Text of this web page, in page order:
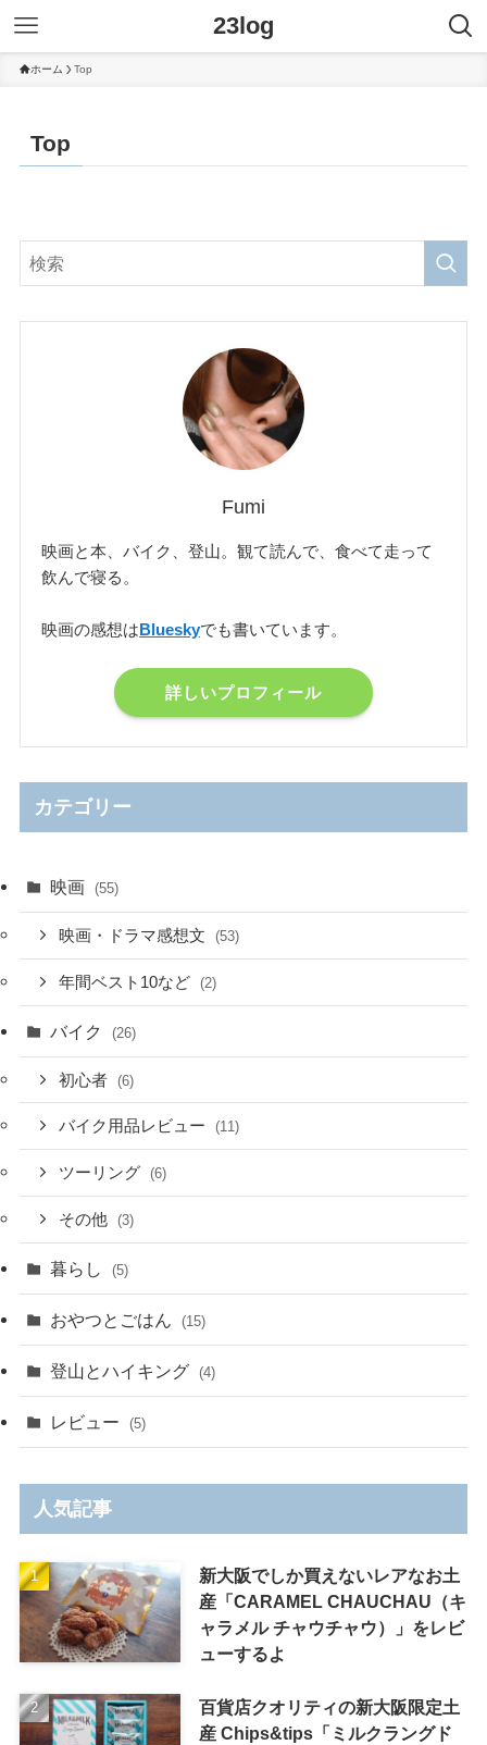
23log
ホーム Top
Top
Fumi
映画と本、バイク、登山。観て読んで、食べて走って
飲んで寝る。
映画の感想はBlueskyでも書いています。
詳しいプロフィール
カテゴリー
映画 (55)
映画・ドラマ感想文 (53)
年間ベスト10など (2)
バイク (26)
初心者 (6)
バイク用品レビュー (11)
ツーリング (6)
その他 (3)
暮らし (5)
おやつとごはん (15)
登山とハイキング (4)
レビュー (5)
人気記事
新大阪でしか買えないレアなお土
産「CARAMEL CHAUCHAU（キ
ャラメル チャウチャウ）」をレビ
ューするよ
百貨店クオリティの新大阪限定土
産 Chips&tips「ミルクラングド